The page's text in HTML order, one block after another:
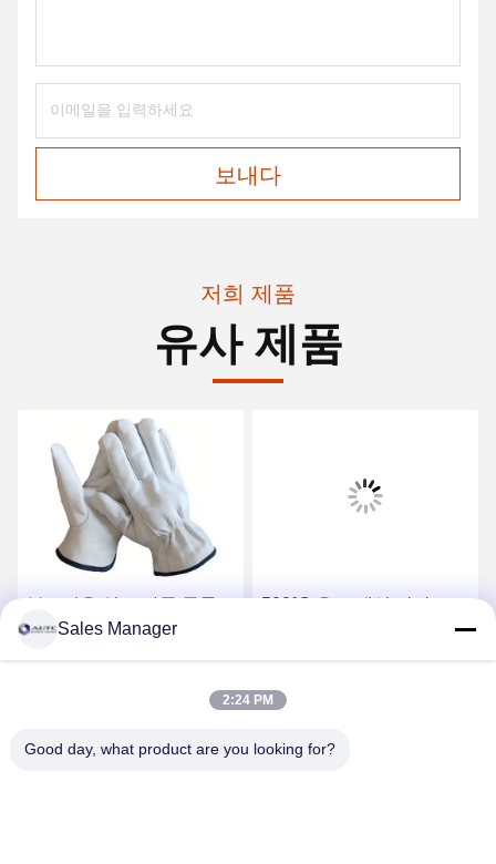
보내다
저희 제품
유사 제품
부드러운 염소 가죽 곡물
가죽 운전용 PPE 건설 산
업용 안전 장갑
최상의 가격을 얻으세요
500°C 온도 내성 장갑
1000°C 방사선 내성 열 내
성 장갑 보호 장갑
최상의 가격을 얻으세요
Sales Manager
2:24 PM
Good day, what product are you looking for?